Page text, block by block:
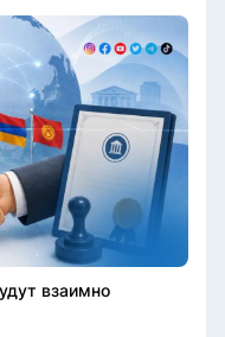
взаимно